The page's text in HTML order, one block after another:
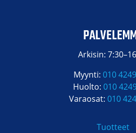
Arkisin:
Myynti: 010
Huolto: 010
Varaosat: 010
Tuotteet